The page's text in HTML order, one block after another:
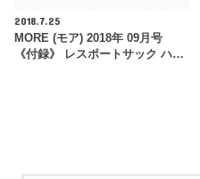
2018.7.25
MORE (モア) 2018年 09月号
《付録》 レスポートサック ハ…